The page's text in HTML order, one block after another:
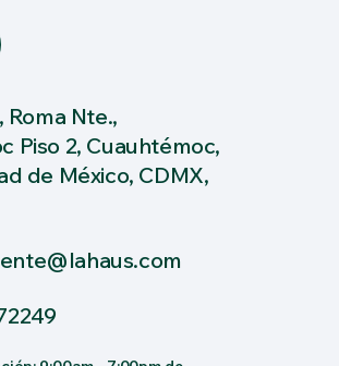
Roma Nte.,
Piso 2, Cuauhtémoc,
de México, CDMX,